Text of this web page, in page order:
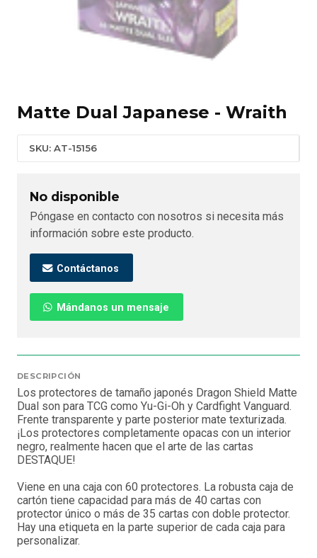
Matte Dual Japanese - Wraith
SKU: AT-15156
No disponible
Póngase en contacto con nosotros si necesita más
información sobre este producto.
Contáctanos
Mándanos un mensaje
DESCRIPCIÓN
Los protectores de tamaño japonés Dragon Shield Matte
Dual son para TCG como Yu-Gi-Oh y Cardfight Vanguard.
Frente transparente y parte posterior mate texturizada.
¡Los protectores completamente opacas con un interior
negro, realmente hacen que el arte de las cartas
DESTAQUE!
Viene en una caja con 60 protectores. La robusta caja de
cartón tiene capacidad para más de 40 cartas con
protector único o más de 35 cartas con doble protector.
Hay una etiqueta en la parte superior de cada caja para
personalizar.